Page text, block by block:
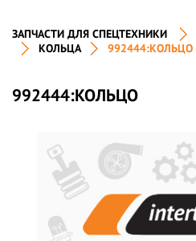
ЗАПЧАСТИ ДЛЯ СПЕЦТЕХНИКИ
КОЛЬЦА
992444:КОЛЬЦО
992444:КОЛЬЦО